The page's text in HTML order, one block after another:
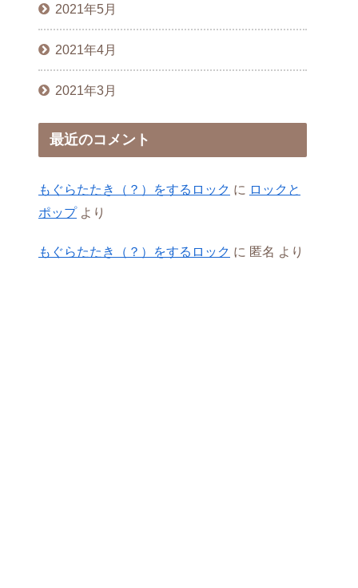
2021年5月
2021年4月
2021年3月
最近のコメント
もぐらたたき（？）をするロック に ロックと
ポップより
もぐらたたき（？）をするロック に 匿名 より